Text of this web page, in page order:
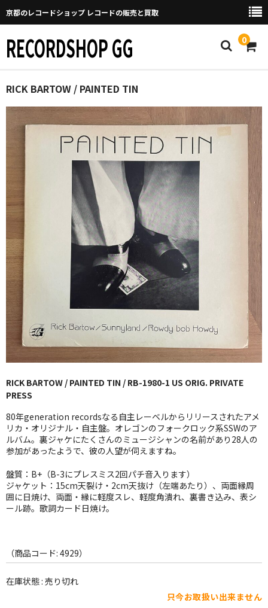
京都のレコードショップ レコードの販売と買取
RECORDSHOP GG 0
Home
マイページ
GGについて
取り置きなどについて
New Arrivals
新譜
GG RECORD （当店のレーベル）
JAZZ-US
BLUE NOTE
JAZZ-EU
JAZZ-JP
JAZZ-VOCAL
ROCK
FOLK,SSW
その他
7INC
RICK BARTOW / PAINTED TIN
RICK BARTOW / PAINTED TIN / RB-1980-1 US ORIG. PRIVATE
PRESS
80年generation recordsなる自主レーベルからリリースされたアメ
リカ・オリジナル・自主盤。オレゴンのフォークロック系SSWのア
ルバム。裏ジャケにたくさんのミュージシャンの名前があり28人の
参加があったようで、彼の人望が伺えますね。
盤質：B+（B-3にプレスミス2回パチ音入ります）
ジャケット：15cm天裂け・2cm天抜け（左端あたり）、両面縁周
囲に日焼け、両面・縁に軽度スレ、軽度角潰れ、裏書き込み、表シ
ール跡。歌詞カード日焼け。
（商品コード: 4929）
在庫状態 : 売り切れ
只今お取扱い出来ません